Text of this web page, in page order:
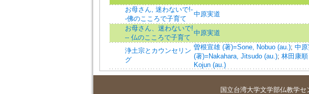
お母さん, 迷わないで!-
-佛のこころで子育て
中原実道
お母さん、迷わないで!
-- 仏のこころで子育て
中原実道
浄土宗とカウンセリン
グ
曽根宣雄 (著)=Sone, Nobuo (au.); 中
(著)=Nakahara, Jitsudo (au.); 林田康
Kojun (au.)
国立台湾大学文学部仏教学セ